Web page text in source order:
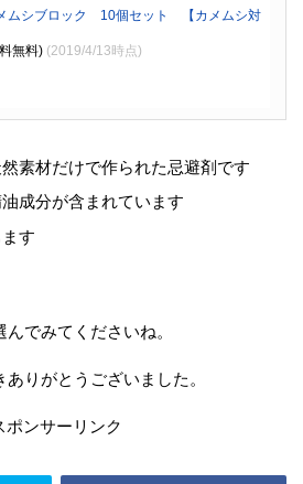
メムシブロック 10個セット 【カメムシ対
無料) (2019/4/13時点)
素材だけで作られた忌避剤です
成分が含まれています
す
でみてくださいね。
りがとうございました。
ポンサーリンク